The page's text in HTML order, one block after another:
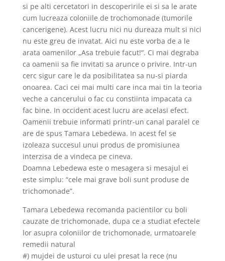
si pe alti cercetatori in descoperirile ei si sa le arate
cum lucreaza coloniile de trochomonade (tumorile
cancerigene). Acest lucru nici nu dureaza mult si nici
nu este greu de invatat. Aici nu este vorba de a le
arata oamenilor „Asa trebuie facut!“. Ci mai degraba
ca oamenii sa fie invitati sa arunce o privire. Intr-un
cerc sigur care le da posibilitatea sa nu-si piarda
onoarea. Caci cei mai multi care inca mai tin la teoria
veche a cancerului o fac cu constiinta impacata ca
fac bine. In occident acest lucru are acelasi efect.
Oamenii trebuie informati printr-un canal paralel ce
are de spus Tamara Lebedewa. In acest fel se
izoleaza succesul unui produs de promisiunea
interzisa de a vindeca pe cineva.
Doamna Lebedewa este o mesagera si mesajul ei
este simplu: “cele mai grave boli sunt produse de
trichomonade”.
Tamara Lebedewa recomanda pacientilor cu boli
cauzate de trichomonade, dupa ce a studiat efectele
lor asupra coloniilor de trichomonade, urmatoarele
remedii natural
#) mujdei de usturoi cu ulei presat la rece (nu